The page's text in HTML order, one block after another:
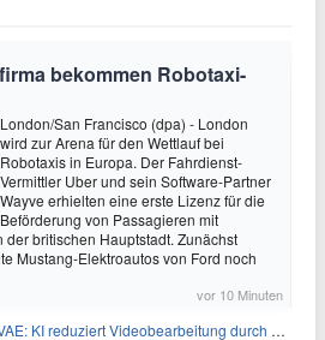
bekommen Robotaxi-
London/San Francisco (dpa) - London
wird zur Arena für den Wettlauf bei
Robotaxis in Europa. Der Fahrdienst-
Vermittler Uber und sein Software-Partner
Wayve erhielten eine erste Lizenz für die
Beförderung von Passagieren mit
britischen Hauptstadt. Zunächst
Mustang-Elektroautos von Ford noch
vor 10 Minuten
reduziert Videobearbeitung durch audio-gesteuerte Bildauswahl um 65%